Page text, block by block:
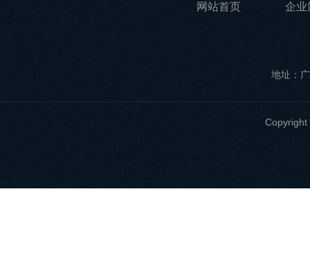
网站首页 企业
地址：